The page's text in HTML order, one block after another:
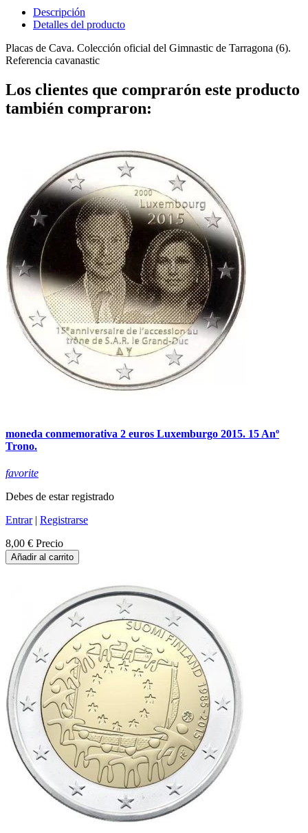
Descripción
Detalles del producto
Placas de Cava. Colección oficial del Gimnastic de Tarragona (6).
Referencia cavanastic
Los clientes que comprarón este producto
también compraron:
moneda conmemorativa 2 euros Luxemburgo 2015. 15 Anº
Trono.
favorite
Debes de estar registrado
Entrar| Registrarse
8,00 € Precio
Añadir al carrito